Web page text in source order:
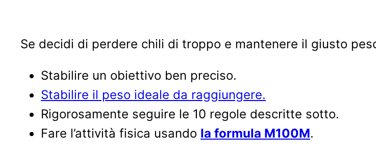
Se decidi di perdere chili di troppo e mantenere il giusto
Stabilire un obiettivo ben preciso.
Stabilire il peso ideale da raggiungere.
Rigorosamente seguire le 10 regole descritte sotto.
Fare l’attività fisica usando la formula M100M.